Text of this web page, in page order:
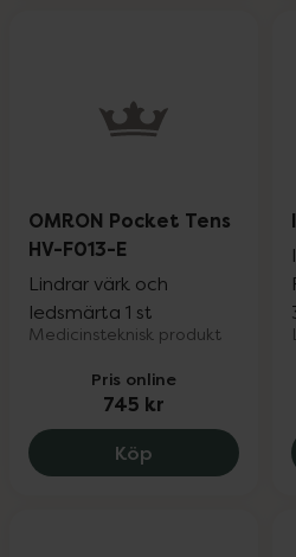
OMRON Pocket Tens
HV-F013-E
Lindrar värk och
ledsmärta 1 st
Medicinsteknisk produkt
Pris online
745 kr
Köp OMRON